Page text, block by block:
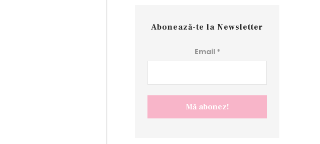
Abonează-te la Newsletter
Email *